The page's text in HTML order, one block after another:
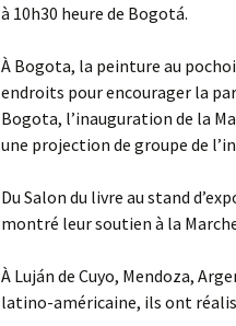
à 10h30 heure de Bogotá.
À Bogota, la peinture au
endroits pour encourager la
Bogota, l’inauguration de la
une projection de groupe de
Du Salon du livre au stand
montré leur soutien à la
À Luján de Cuyo, Mendoza,
latino-américaine, ils ont